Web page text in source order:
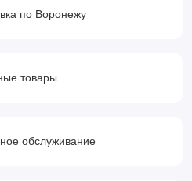
по Воронежу
товары
обслуживание